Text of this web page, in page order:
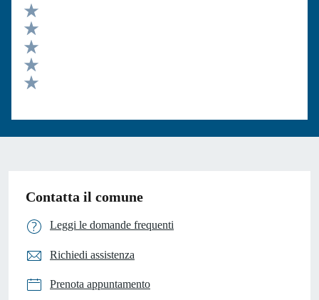
Valuta 5 stelle su 5
Valuta 4 stelle su 5
Valuta 3 stelle su 5
Valuta 2 stelle su 5
Contatta il comune
Leggi le domande frequenti
Richiedi assistenza
Prenota appuntamento